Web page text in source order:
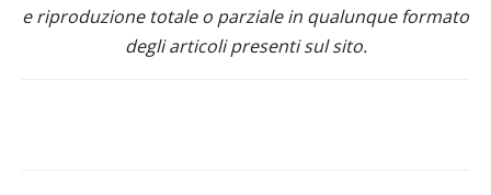
e riproduzione totale o parziale in qualunque formato
degli articoli presenti sul sito.